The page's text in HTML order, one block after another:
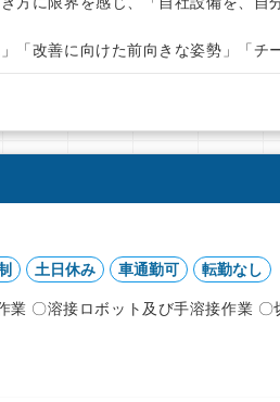
改善に向けた前向きな姿勢」「チ
土日休み 車通勤可 転勤なし
〇溶接ロボット及び手溶接作業 〇